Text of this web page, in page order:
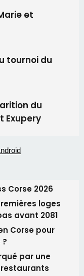
une
stade de San
et
du
du